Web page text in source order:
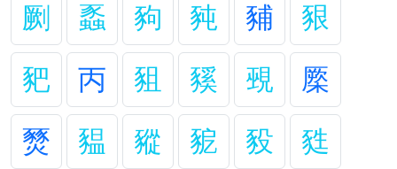
劂
蟸 豞 豘 豧
豤
豝
丙 豠 豯 覡
橜
燹
豱 豵 豟 豛
甤